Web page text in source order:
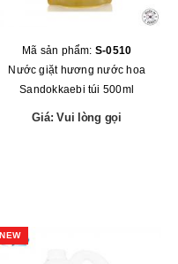
Mã sản phẩm: S-0510
Nước giặt hương nước hoa
Sandokkaebi túi 500ml
Giá: Vui lòng gọi
NEW